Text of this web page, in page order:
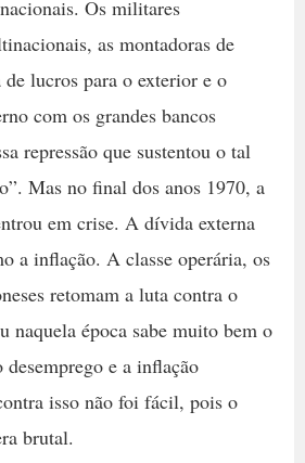
Os militares
as montadoras de
de lucros para o exterior e o
com os grandes bancos
repressão que sustentou o tal
Mas no final dos anos 1970, a
em crise. A dívida externa
a inflação. A classe operária, os
retomam a luta contra o
naquela época sabe muito bem o
e a inflação
isso não foi fácil, pois o
brutal.